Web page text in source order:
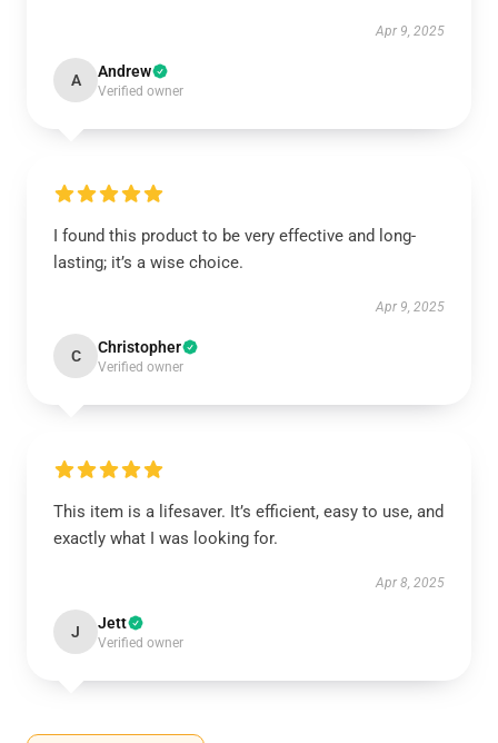
Apr 9, 2025
A Andrew
Verified owner
I found this product to be very effective and long-
lasting; it’s a wise choice.
Apr 9, 2025
C Christopher
Verified owner
This item is a lifesaver. It’s efficient, easy to use, and
exactly what I was looking for.
Apr 8, 2025
J Jett
Verified owner